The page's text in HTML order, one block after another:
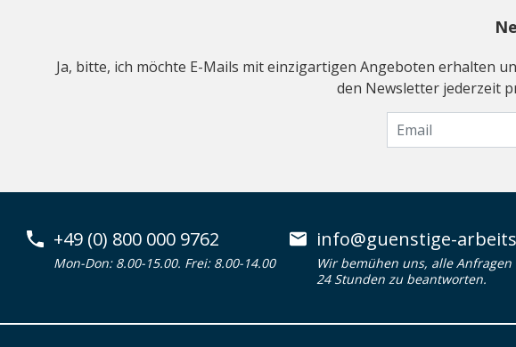
Ja, bitte, ich möchte E-Mails mit einzigartigen Angeboten erhalten
den Newsletter jederzeit
+49 (0) 800 000 9762
Mon-Don: 8.00-15.00. Frei: 8.00-14.00
info@guenstige-
Wir bemühen uns, alle
24 Stunden zu beantworten.